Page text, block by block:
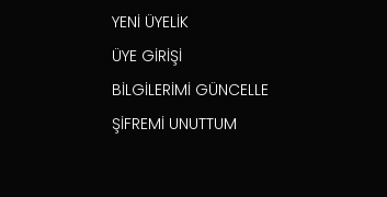
YENİ ÜYELİK
ÜYE GİRİŞİ
BİLGİLERİMİ GÜNCELLE
ŞİFREMİ UNUTTUM